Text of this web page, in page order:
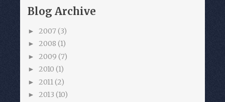
Blog Archive
► 2007 (3)
► 2008 (1)
► 2009 (7)
► 2010 (1)
► 2011 (2)
► 2013 (10)